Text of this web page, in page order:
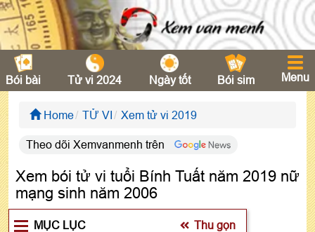
Bói bài Tử vi 2024 Ngày tốt Bói sim Menu
Home TỬ VI Xem tử vi 2019
Theo dõi Xemvanmenh trên
Xem bói tử vi tuổi Bính Tuất năm 2019 nữ
mạng sinh năm 2006
MỤC LỤC Thu gọn